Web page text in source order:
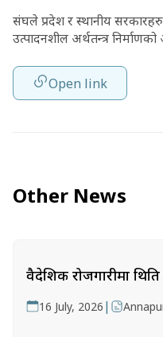
संघले प्रदेश र स्थानीय
उत्पादनशील अर्थतन्त्र
Open link
Other News
वैदेशिक रोजगारीमा
16 July, 2026 |